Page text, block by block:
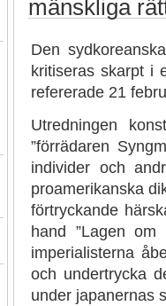
mänskliga
Den
kritiseras skarpt i
refererade 21
Utredningen
”förrädaren
individer och
proamerikanska
förtryckande
hand ”Lagen om
imperialisterna
och undertrycka
under japanernas